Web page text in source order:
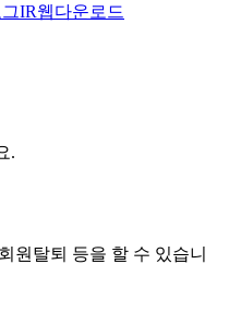
IR웹다운로드
.
원탈퇴 등을 할 수 있습니